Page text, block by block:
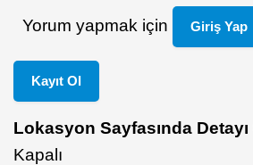
Yorum yapmak için Giriş Yap
Kayıt Ol
Lokasyon Sayfasında
Kapalı